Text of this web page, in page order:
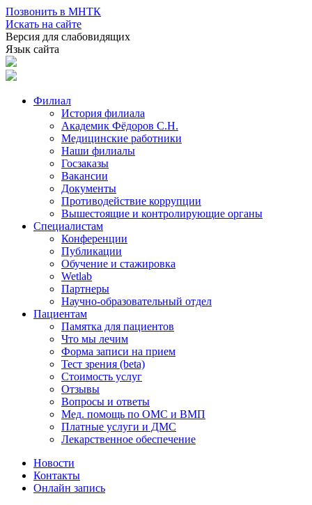
Позвонить в МНТК
Искать на сайте
Версия для слабовидящих
Язык сайта
Филиал
История филиала
Академик Фёдоров С.Н.
Медицинские работники
Наши филиалы
Госзаказы
Вакансии
Документы
Противодействие коррупции
Вышестоящие и контролирующие органы
Специалистам
Конференции
Публикации
Обучение и стажировка
Wetlab
Партнеры
Научно-образовательный отдел
Пациентам
Памятка для пациентов
Что мы лечим
Форма записи на прием
Тест зрения (beta)
Стоимость услуг
Отзывы
Вопросы и ответы
Мед. помощь по ОМС и ВМП
Платные услуги и ДМС
Лекарственное обеспечение
Новости
Контакты
Онлайн запись